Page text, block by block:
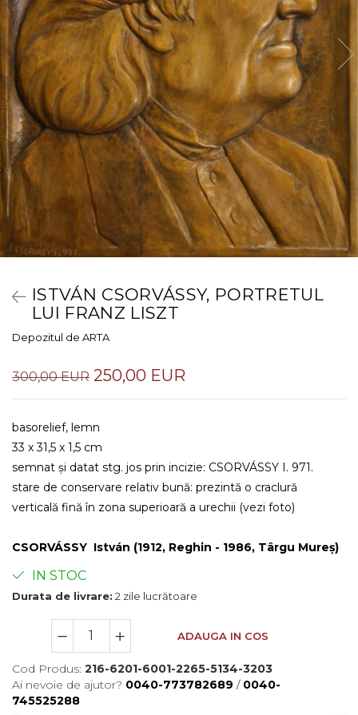
ISTVÁN CSORVÁSSY, PORTRETUL
LUI FRANZ LISZT
Depozitul de ARTA
300,00 EUR 250,00 EUR
basorelief, lemn
33 x 31,5 x 1,5 cm
semnat și datat stg. jos prin incizie: CSORVÁSSY I. 971.
stare de conservare relativ bună: prezintă o craclură
verticală fină în zona superioară a urechii (vezi foto)
CSORVÁSSY István (1912, Reghin - 1986, Târgu Mureș)
IN STOC
Durata de livrare: 2 zile lucrătoare
ADAUGA IN COS
Cod Produs: 216-6201-6001-2265-5134-3203
Ai nevoie de ajutor? 0040-773782689 / 0040-
745525288